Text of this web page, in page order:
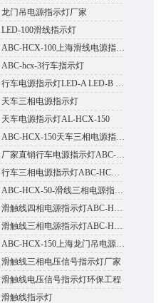
龙门吊电源指示灯厂家
LED-100滑线指示灯
ABC-HCX-100上海滑线电源指示灯厂家
ABC-hcx-3行车指示灯
行车电源指示灯LED-A LED-B LED-C
天车三相电源指示灯
天车电源指示灯AL-HCX-150
ABC-HCX-150天车三相电源指示灯出厂价格
厂家直销行车电源指示灯ABC-HCX-150
行车三相电源指示灯ABC-HCX-150
ABC-HCX-50-滑线三相电源指示灯厂家
滑触线四相电源指示灯ABC-HCX-100/4
滑触线三相电源指示灯ABC-HCX-100
ABC-HCX-150上海龙门吊电源指示灯
滑触线三相电压信号指示灯厂家
滑触线电压信号指示灯环保工程
滑触线指示灯